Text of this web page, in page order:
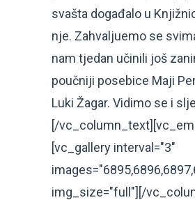
svašta događalo u
nje. Zahvaljuemo se
nam tjedan učinili još
poučniji posebice Maji
Luki Žagar. Vidimo se i
[/
[vc_gallery interval="3"
img_size="full"][/